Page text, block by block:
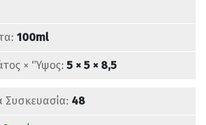
100ml
× 'Ύψος: 5 × 5 × 8,5
Συσκευασία: 48